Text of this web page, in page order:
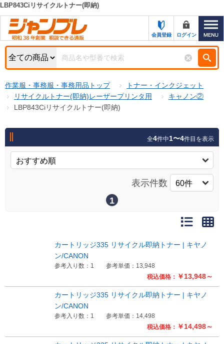
カテゴリー一覧
お知らせ
特集・キャンペーン一覧
初めての方へ
お問い合わせ
新規登録キャンペーン
メーカーカタログ一覧
カタログ請求（無料）
キーワード検索
検索条件
商品カテゴリから選ぶ
商品ステータスで絞る
キャンペーン
販売価格(税抜き)で絞る
円から
円まで
LBP843Ciリサイクルトナー(即納)
会員登録 ログイン
作業服・事務服・事務用品トップ
トナー・インクジェット
リサイクルトナー(即納)レーザープリンタ用
キャノン②
LBP843Ciリサイクルトナー(即納)
全4件中1〜4件目を表示
表示件数
1
税込価格： ￥13,948～
カートリッジ335 リサイクル即納トナー | キヤノ
ン/CANON
参考入り数：1 参考単価：13,948
税込価格： ￥14,498～
カートリッジ335 リサイクル即納トナー | キヤノ
ン/CANON
参考入り数：1 参考単価：14,498